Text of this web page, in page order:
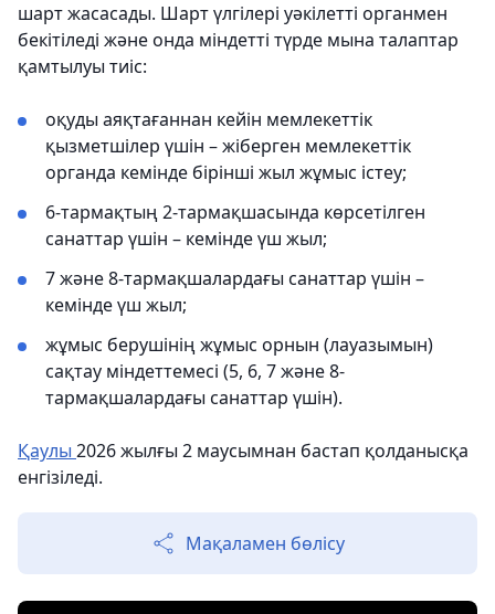
шарт жасасады. Шарт үлгілері уәкілетті органмен
бекітіледі және онда міндетті түрде мына талаптар
қамтылуы тиіс:
оқуды аяқтағаннан кейін мемлекеттік
қызметшілер үшін – жіберген мемлекеттік
органда кемінде бірінші жыл жұмыс істеу;
6-тармақтың 2-тармақшасында көрсетілген
санаттар үшін – кемінде үш жыл;
7 және 8-тармақшалардағы санаттар үшін –
кемінде үш жыл;
жұмыс берушінің жұмыс орнын (лауазымын)
сақтау міндеттемесі (5, 6, 7 және 8-
тармақшалардағы санаттар үшін).
Қаулы 2026 жылғы 2 маусымнан бастап қолданысқа
енгізіледі.
Мақаламен бөлісу